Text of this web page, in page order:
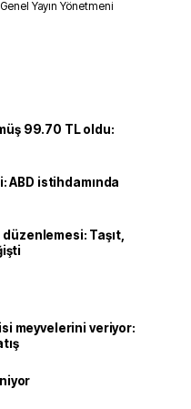
Yayın Yönetmeni
99.70 TL oldu:
ABD istihdamında
Taşıt,
meyvelerini veriyor: